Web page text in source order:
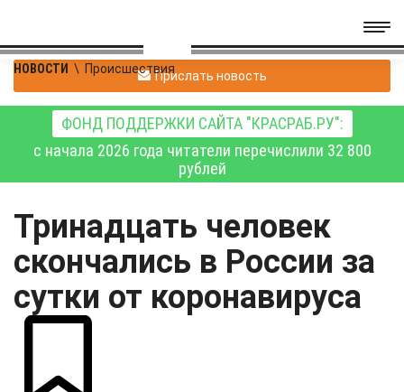
НОВОСТИ \ ПроисшествияПрислать новость
ФОНД ПОДДЕРЖКИ САЙТА "КРАСРАБ.РУ":
с начала 2026 года читатели перечислили 32 800
рублей
Тринадцать человек
скончались в России за
сутки от коронавируса